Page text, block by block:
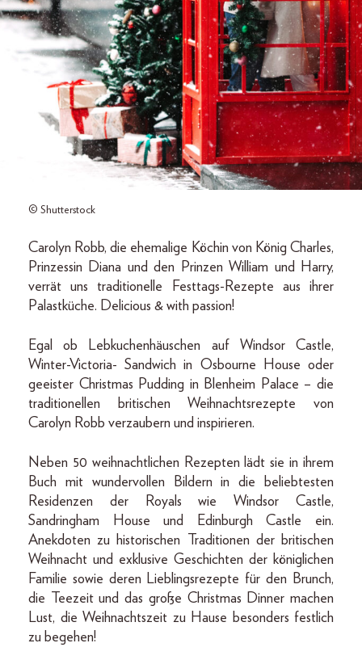
© Shutterstock
Carolyn Robb, die ehemalige Köchin von König Charles,
Prinzessin Diana und den Prinzen William und Harry,
verrät uns traditionelle Festtags-Rezepte aus ihrer
Palastküche. Delicious & with passion!
Egal ob Lebkuchenhäuschen auf Windsor Castle,
Winter-Victoria- Sandwich in Osbourne House oder
geeister Christmas Pudding in Blenheim Palace – die
traditionellen britischen Weihnachtsrezepte von
Carolyn Robb verzaubern und inspirieren.
Neben 50 weihnachtlichen Rezepten lädt sie in ihrem
Buch mit wundervollen Bildern in die beliebtesten
Residenzen der Royals wie Windsor Castle,
Sandringham House und Edinburgh Castle ein.
Anekdoten zu historischen Traditionen der britischen
Weihnacht und exklusive Geschichten der königlichen
Familie sowie deren Lieblingsrezepte für den Brunch,
die Teezeit und das große Christmas Dinner machen
Lust, die Weihnachtszeit zu Hause besonders festlich
zu begehen!